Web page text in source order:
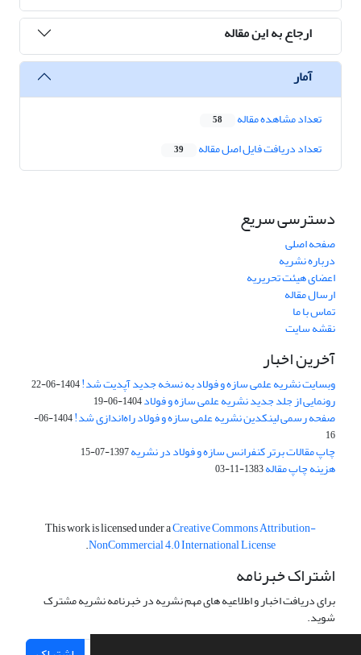
ارجاع به این مقاله
آمار
تعداد مشاهده مقاله 58
تعداد دریافت فایل اصل مقاله 39
دسترسی سریع
صفحه اصلی
درباره نشریه
اعضای هیئت تحریریه
ارسال مقاله
تماس با ما
نقشه سایت
آخرین اخبار
وبسایت نشریه علمی سازه و فولاد به نسخه جدید آپدیت شد!1404-06-22
رونمایی از جلد جدید نشریه علمی سازه و فولاد1404-06-19
صفحه رسمی لینکدین نشریه علمی سازه و فولاد راه‌اندازی شد!
1404-06-
16
چاپ مقالات برتر کنفرانس سازه و فولاد در نشریه1397-07-15
هزینه چاپ مقاله1383-11-03
This work is licensed under aCreative Commons Attribution-
NonCommercial 4.0 International License
.
اشتراک خبرنامه
برای دریافت اخبار و اطلاعیه های مهم نشریه در خبرنامه نشریه مشترک
شوید.